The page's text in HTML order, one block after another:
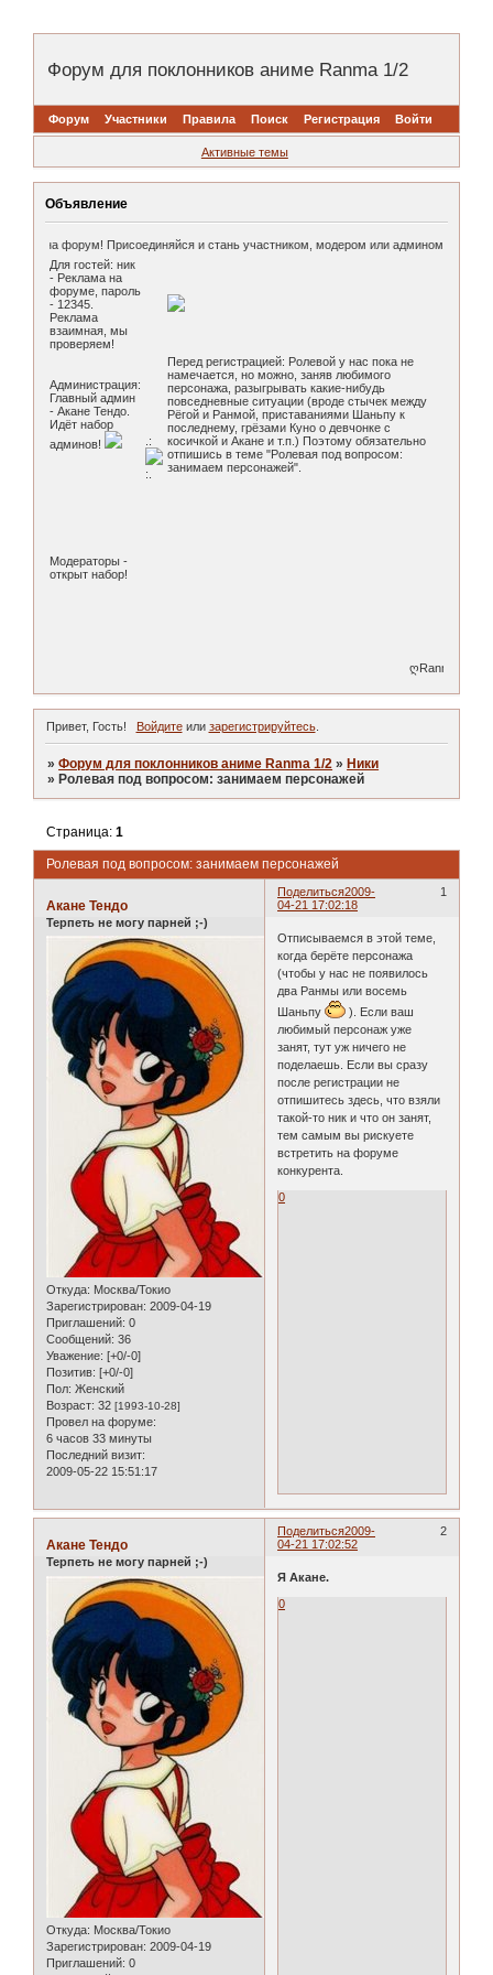
Форум для поклонников аниме Ranma 1/2
Форум Участники Правила Поиск Регистрация Войти
Активные темы
Объявление
нам на форум! Присоединяйся и стань участником, модером или админом нашего
Для гостей: ник
- Реклама на
форуме, пароль
- 12345.
Реклама
взаимная, мы
проверяем!
.:
:.
Администрация:
Главный админ
- Акане Тендо.
Идёт набор
админов!
Перед регистрацией: Ролевой у нас пока не
намечается, но можно, заняв любимого
персонажа, разыгрывать какие-нибудь
повседневные ситуации (вроде стычек между
Рёгой и Ранмой, приставаниями Шаньпу к
последнему, грёзами Куно о девчонке с
косичкой и Акане и т.п.) Поэтому обязательно
отпишись в теме "Ролевая под вопросом:
занимаем персонажей".
Модераторы -
открыт набор!
ღRanma 1/2 is
Привет, Гость! Войдитеили зарегистрируйтесь.
»Форум для поклонников аниме Ranma 1/2 » Ники
» Ролевая под вопросом: занимаем персонажей
Ролевая под вопросом: занимаем персонажей
Страница:1
Поделиться 1
2009-
04-21 17:02:18
Акане Тендо
Терпеть не могу парней ;-)
Откуда: Москва/Токио
Зарегистрирован: 2009-04-19
Приглашений: 0
Сообщений: 36
Уважение: [+0/-0]
Позитив: [+0/-0]
Пол: Женский
Возраст: 32 [1993-10-28]
Провел на форуме:
6 часов 33 минуты
Последний визит:
2009-05-22 15:51:17
Отписываемся в этой теме,
когда берёте персонажа
(чтобы у нас не появилось
два Ранмы или восемь
Шаньпу
). Если ваш
любимый персонаж уже
занят, тут уж ничего не
поделаешь. Если вы сразу
после регистрации не
отпишитесь здесь, что взяли
такой-то ник и что он занят,
тем самым вы рискуете
встретить на форуме
конкурента.
0
Поделиться 2
2009-
04-21 17:02:52
Акане Тендо
Терпеть не могу парней ;-)
Откуда: Москва/Токио
Зарегистрирован: 2009-04-19
Приглашений: 0
Я Акане.
0